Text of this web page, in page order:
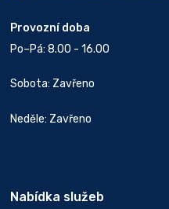
Provozní doba
Po–Pá: 8.00 - 16.00
Sobota: Zavřeno
Neděle: Zavřeno
Nabídka služeb